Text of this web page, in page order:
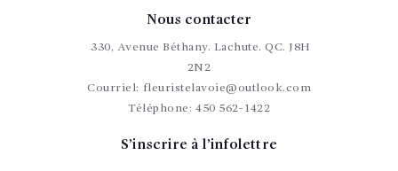
Nous contacter
330, Avenue Béthany. Lachute. QC. J8H
2N2
Courriel: fleuristelavoie@outlook.com
Téléphone: 450 562-1422
S’inscrire à l’infolettre